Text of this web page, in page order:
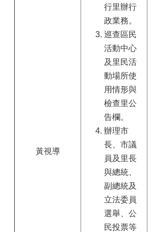
黃視導
行里辦行
政業務。
巡查區民
活動中心
及里民活
動場所使
用情形與
檢查里公
告欄。
辦理市
長、市議
員及里長
與總統、
副總統及
立法委員
選舉、公
民投票等